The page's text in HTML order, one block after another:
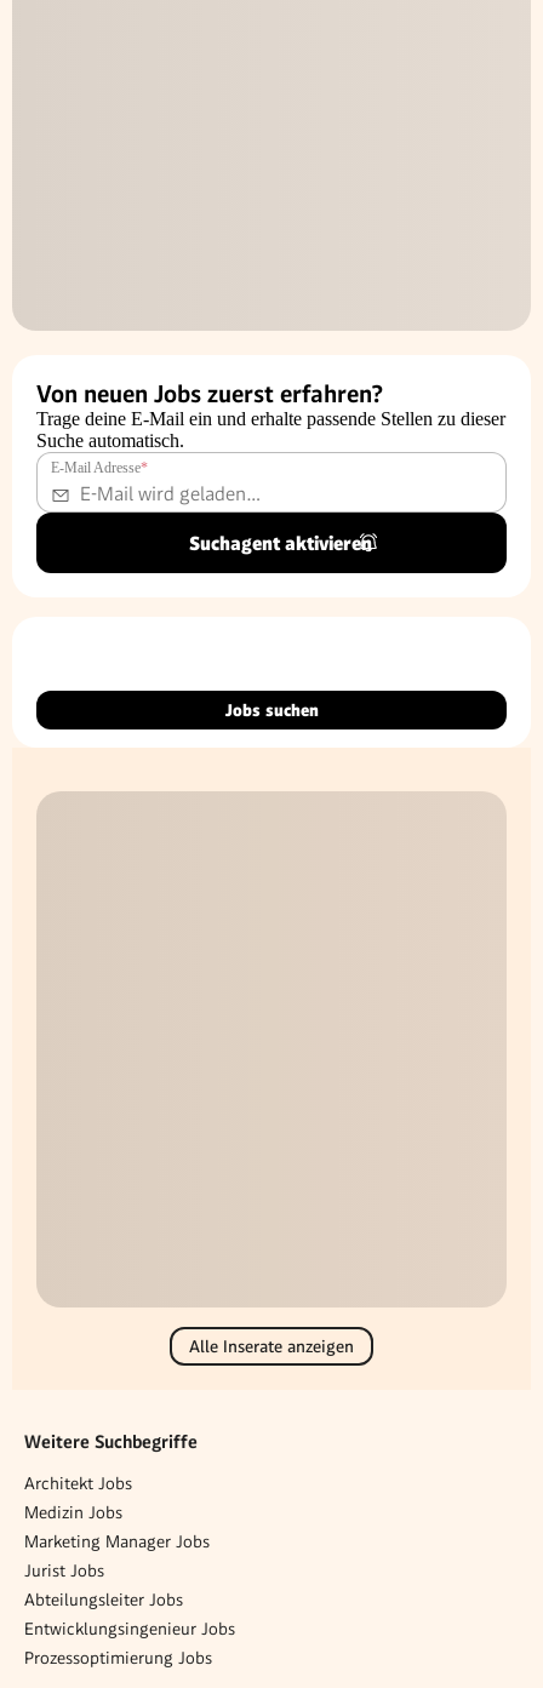
Von neuen Jobs zuerst erfahren?
Trage deine E-Mail ein und erhalte passende Stellen zu dieser
Suche automatisch.
E-Mail Adresse*
Suchagent aktivieren
Jobs suchen
Alle Inserate anzeigen
Weitere Suchbegriffe
Architekt Jobs
Medizin Jobs
Marketing Manager Jobs
Jurist Jobs
Abteilungsleiter Jobs
Entwicklungsingenieur Jobs
Prozessoptimierung Jobs